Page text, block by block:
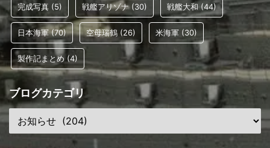
完成写真 (5) 戦艦アリゾナ(30) 戦艦大和 (44)
日本海軍(70) 空母瑞鶴 (26) 米海軍 (30)
製作記まとめ (4)
ブログカテゴリ